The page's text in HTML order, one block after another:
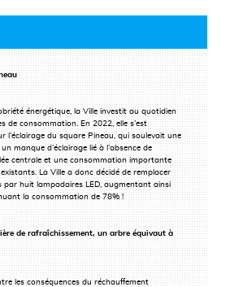
énergétique, la Ville investit au quotidien
de consommation. En 2022, elle s’est
l’éclairage du square Pineau, qui soulevait une
manque d’éclairage lié à l’absence de
centrale et une consommation importante
La Ville a donc décidé de remplacer
par huit lampadaires LED, augmentant ainsi
la consommation de 78% !
de rafraîchissement, un arbre équivaut à
les conséquences du réchauffement